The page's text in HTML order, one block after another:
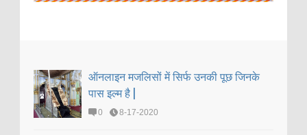
ऑनलाइन मजलिसों में सिर्फ उनकी पूछ जिनके
पास इल्म है |
0 8-17-2020